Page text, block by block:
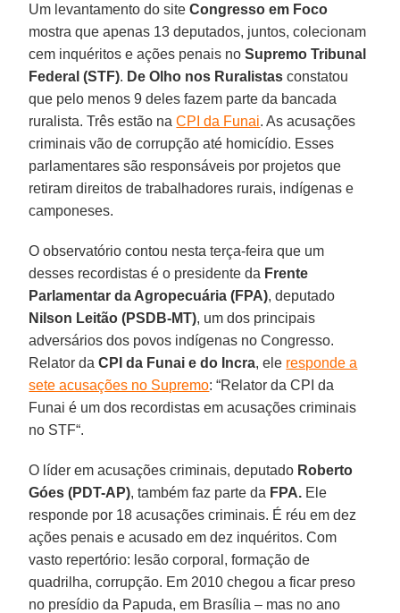
Um levantamento do siteCongresso em Foco
mostra que apenas 13 deputados, juntos, colecionam
cem inquéritos e ações penais noSupremo Tribunal
Federal (STF). De Olho nos Ruralistas constatou
que pelo menos 9 deles fazem parte da bancada
ruralista. Três estão na CPI da Funai. As acusações
criminais vão de corrupção até homicídio. Esses
parlamentares são responsáveis por projetos que
retiram direitos de trabalhadores rurais, indígenas e
camponeses.
O observatório contou nesta terça-feira que um
desses recordistas é o presidente da Frente
Parlamentar da Agropecuária (FPA), deputado
Nilson Leitão (PSDB-MT), um dos principais
adversários dos povos indígenas no Congresso.
Relator daCPI da Funai e do Incra, ele responde a
sete acusações no Supremo: “Relator da CPI da
Funai é um dos recordistas em acusações criminais
no STF“.
O líder em acusações criminais, deputado Roberto
Góes (PDT-AP), também faz parte da FPA. Ele
responde por 18 acusações criminais. É réu em dez
ações penais e acusado em dez inquéritos. Com
vasto repertório: lesão corporal, formação de
quadrilha, corrupção. Em 2010 chegou a ficar preso
no presídio da Papuda, em Brasília – mas no ano